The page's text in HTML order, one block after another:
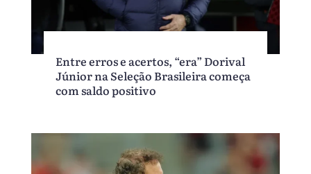
Entre erros e acertos, “era” Dorival
Júnior na Seleção Brasileira começa
com saldo positivo